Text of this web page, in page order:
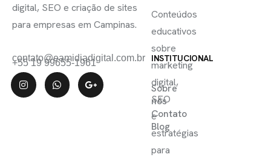
digital, SEO e criação de sites
para empresas em Campinas.
contato@eamidiadigital.com.br
+55 19 99655-1961 INSTITUCIONAL
Sobre
nós
Contato
Blog
Conteúdos
educativos
sobre
marketing
digital,
SEO
e
estratégias
para